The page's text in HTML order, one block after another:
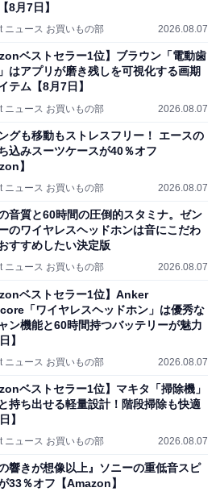
8月7日】
ニュース お買いもの部 2026.08.07
ベストセラー1位】ブラウン「電動歯
はアプリが磨き残しを可視化する画期
テム【8月7日】
ニュース お買いもの部 2026.08.07
グも移動もストレスフリー！ エースの
込みスーツケースが40％オフ
】
ニュース お買いもの部 2026.08.07
音質と60時間の圧倒的スタミナ。ゼン
のワイヤレスヘッドホンは音にこだわ
すすめしたい決定版
ニュース お買いもの部 2026.08.07
ベストセラー1位】Anker
「ワイヤレスヘッドホン」は優秀な
ン機能と60時間持つバッテリーが魅力
】
ニュース お買いもの部 2026.08.07
ベストセラー1位】マキタ「掃除機」
持ち出せる軽量設計！階段掃除も快適
】
ニュース お買いもの部 2026.08.07
の響きが想像以上』ソニーの重低音スピ
33％オフ【Amazon】